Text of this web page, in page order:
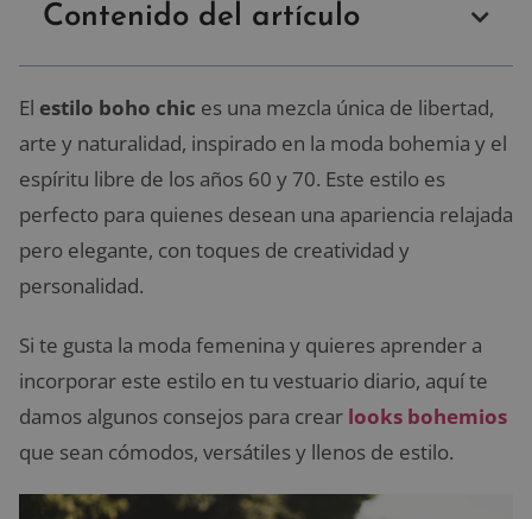
Contenido del artículo
El estilo boho chic es una mezcla única de libertad,
arte y naturalidad, inspirado en la moda bohemia y el
espíritu libre de los años 60 y 70. Este estilo es
perfecto para quienes desean una apariencia relajada
pero elegante, con toques de creatividad y
personalidad.
Si te gusta la moda femenina y quieres aprender a
incorporar este estilo en tu vestuario diario, aquí te
damos algunos consejos para crear looks bohemios
que sean cómodos, versátiles y llenos de estilo.